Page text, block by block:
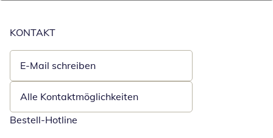
KONTAKT
E-Mail schreiben
Öffnet E-Mail-Client
Alle Kontaktmöglichkeiten
Bestell-Hotline